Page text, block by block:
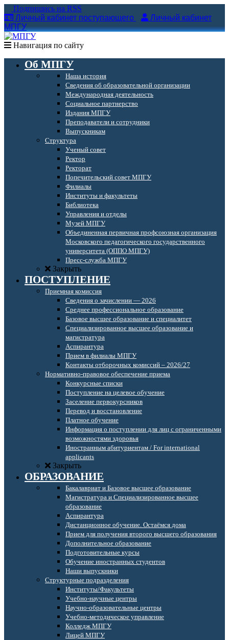
Подпишись на RSS
Личный кабинет поступающего
Личный кабинет
МПГУ
Навигация по сайту
Об МПГУ
Наша история
Сведения об образовательной организации
Международная деятельность
Социальное партнерство
Издания МПГУ
Преподаватели и сотрудники
Выпускникам
Структура
Ученый совет
Ректор
Ректорат
Попечительский совет МПГУ
Филиалы
Институты и факультеты
Библиотека
Управления и отделы
Музей МПГУ
Объединенная первичная профсоюзная организация
Московского педагогического государственного
университета (ОППО МПГУ)
Пресс-служба МПГУ
Закрыть
ПОСТУПЛЕНИЕ
Приемная комиссия
Сведения о зачислении — 2026
Среднее профессиональное образование
Базовое высшее образование и специалитет
Специализированное высшее образование и
магистратура
Аспирантура
Прием в филиалы МПГУ
Контакты отборочных комиссий – 2026/27
Нормативно-правовое обеспечение приема
Конкурсные списки
Поступление на целевое обучение
Заселение первокурсников
Перевод и восстановление
Платное обучение
Информация о поступлении для лиц с ограниченными
возможностями здоровья
Иностранным абитуриентам / For international
applicants
Закрыть
ОБРАЗОВАНИЕ
Бакалавриат и Базовое высшее образование
Магистратура и Специализированное высшее
образование
Аспирантура
Дистанционное обучение. Остаёмся дома
Прием для получения второго высшего образования
Дополнительное образование
Подготовительные курсы
Обучение иностранных студентов
Наши выпускники
Структурные подразделения
Институты/Факультеты
Учебно-научные центры
Научно-образовательные центры
Учебно-методическое управление
Колледж МПГУ
Лицей МПГУ